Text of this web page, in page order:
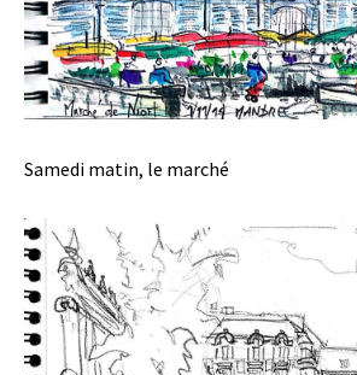
Samedi matin, le marché